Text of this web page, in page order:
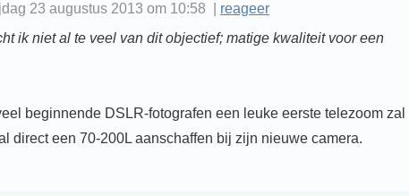
23 augustus 2013 om 10:58 | reageer
ik niet al te veel van dit objectief; matige kwaliteit voor een
beginnende DSLR-fotografen een leuke eerste telezoom zal
direct een 70-200L aanschaffen bij zijn nieuwe camera.